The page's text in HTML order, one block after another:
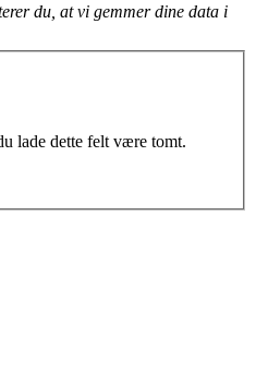
du, at vi gemmer dine data i
lade dette felt være tomt.